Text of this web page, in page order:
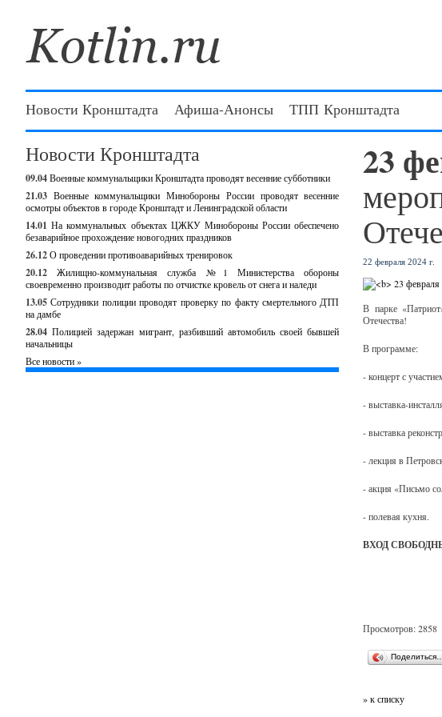
Новости Кронштадта Афиша-Анонсы ТПП Кронштадта
Новости Кронштадта
09.04Военные коммунальщики Кронштадта проводят весенние субботники
21.03 Военные коммунальщики Минобороны России проводят весенние
осмотры объектов в городе Кронштадт и Ленинградской области
14.01 На коммунальных объектах ЦЖКУ Минобороны России обеспечено
безаварийное прохождение новогодних праздников
26.12О проведении противоаварийных тренировок
20.12
Жилищно-коммунальная служба №1 Министерства обороны
своевременно производит работы по отчистке кровель от снега и наледи
13.05 Сотрудники полиции проводят проверку по факту смертельного ДТП
на дамбе
28.04 Полицией задержан мигрант, разбивший автомобиль своей бывшей
начальницы
Все новости »
23
22 февраля 2024 г.
В парке
Отечества!
В программе:
- концерт с
- выставка-
- выставка
- лекция в
- акция «Письмо
- полевая кухня.
ВХОД
Просмотров: 2858
Поделиться…
» к списку